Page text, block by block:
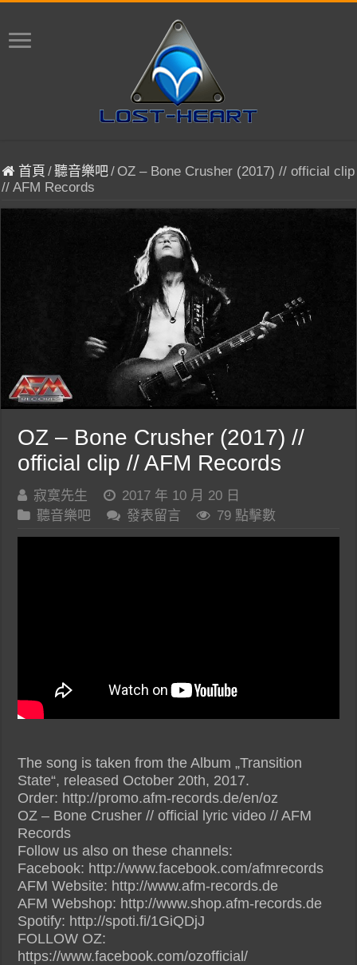
首頁 /聽音樂吧/ OZ – Bone Crusher (2017) // official clip
// AFM Records
OZ – Bone Crusher (2017) //
official clip // AFM Records
寂寞先生
2017 年 10 月 20 日
聽音樂吧
發表留言 79 點擊數
The song is taken from the Album „Transition
State“, released October 20th, 2017.
Order: http://promo.afm-records.de/en/oz
OZ – Bone Crusher // official lyric video // AFM
Records
Follow us also on these channels:
Facebook: http://www.facebook.com/afmrecords
AFM Website: http://www.afm-records.de
AFM Webshop: http://www.shop.afm-records.de
Spotify: http://spoti.fi/1GiQDjJ
FOLLOW OZ:
https://www.facebook.com/ozofficial/